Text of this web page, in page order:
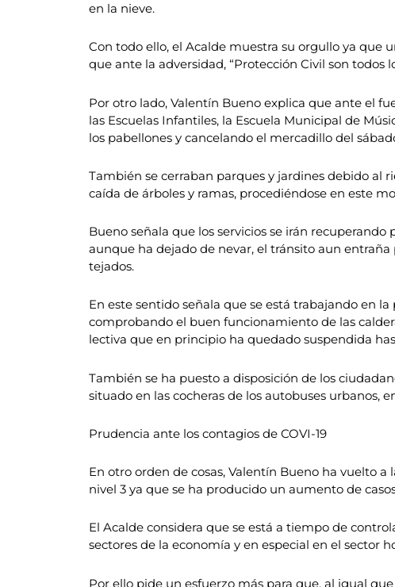
en la nieve.
Con todo ello, el Acalde muestra su orgullo ya que
que ante la adversidad, “Protección Civil son todos
Por otro lado, Valentín Bueno explica que ante el
las Escuelas Infantiles, la Escuela Municipal de
los pabellones y cancelando el mercadillo del
También se cerraban parques y jardines debido al
caída de árboles y ramas, procediéndose en este
Bueno señala que los servicios se irán
aunque ha dejado de nevar, el tránsito aun
tejados.
En este sentido señala que se está trabajando en
comprobando el buen funcionamiento de las
lectiva que en principio ha quedado suspendida
También se ha puesto a disposición de los
situado en las cocheras de los autobuses urbanos,
Prudencia ante los contagios de COVI-19
En otro orden de cosas, Valentín Bueno ha vuelto
nivel 3 ya que se ha producido un aumento de
El Acalde considera que se está a tiempo de
sectores de la economía y en especial en el sector
Por ello pide un esfuerzo más para que, al igual